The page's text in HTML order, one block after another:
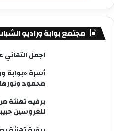
مجتمع بوابة وراديو
اجمل
أسرة «بوابة
محمود
برقيه تهنئة
للعروسين